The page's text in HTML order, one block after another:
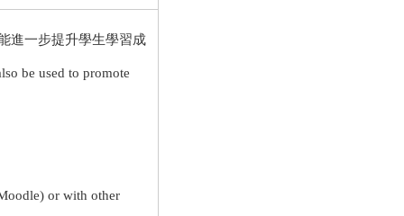
進一步提升學生學習成
be used to promote
or with other